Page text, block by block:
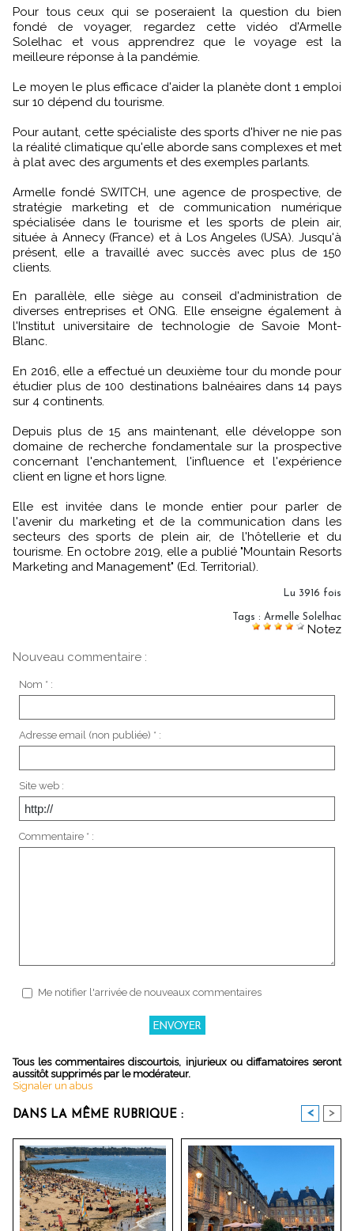
Pour tous ceux qui se poseraient la question du bien
fondé de voyager, regardez cette vidéo d'Armelle
Solelhac et vous apprendrez que le voyage est la
meilleure réponse à la pandémie.
Le moyen le plus efficace d'aider la planète dont 1 emploi
sur 10 dépend du tourisme.
Pour autant, cette spécialiste des sports d'hiver ne nie pas
la réalité climatique qu'elle aborde sans complexes et met
à plat avec des arguments et des exemples parlants.
Armelle fondé SWITCH, une agence de prospective, de
stratégie marketing et de communication numérique
spécialisée dans le tourisme et les sports de plein air,
située à Annecy (France) et à Los Angeles (USA). Jusqu'à
présent, elle a travaillé avec succès avec plus de 150
clients.
En parallèle, elle siège au conseil d'administration de
diverses entreprises et ONG. Elle enseigne également à
l'Institut universitaire de technologie de Savoie Mont-
Blanc.
En 2016, elle a effectué un deuxième tour du monde pour
étudier plus de 100 destinations balnéaires dans 14 pays
sur 4 continents.
Depuis plus de 15 ans maintenant, elle développe son
domaine de recherche fondamentale sur la prospective
concernant l'enchantement, l'influence et l'expérience
client en ligne et hors ligne.
Elle est invitée dans le monde entier pour parler de
l'avenir du marketing et de la communication dans les
secteurs des sports de plein air, de l'hôtellerie et du
tourisme. En octobre 2019, elle a publié "Mountain Resorts
Marketing and Management" (Ed. Territorial).
Lu 3916 fois
Tags : Armelle Solelhac
Notez
Nouveau commentaire :
Nom * :
Adresse email (non publiée) * :
Site web :
Commentaire * :
Me notifier l'arrivée de nouveaux commentaires
Tous les commentaires discourtois, injurieux ou diffamatoires seront
aussitôt supprimés par le modérateur.
Signaler un abus
DANS LA MÊME RUBRIQUE : < >